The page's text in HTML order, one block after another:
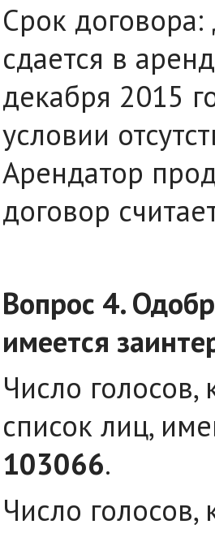
Срок
сдается в
декабря 2015
условии
Арендатор
договор
Вопрос 4.
имеется
Число
список лиц,
103066.
Число